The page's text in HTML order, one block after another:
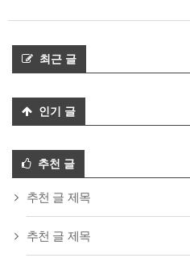
최근 글
인기 글
추천 글
추천 글 제목
추천 글 제목